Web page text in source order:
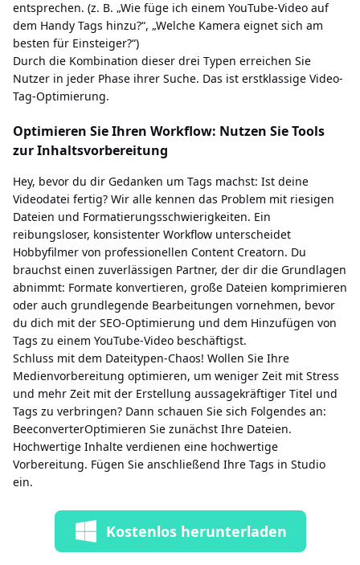
entsprechen. (z. B. „Wie füge ich einem YouTube-Video auf
dem Handy Tags hinzu?“, „Welche Kamera eignet sich am
besten für Einsteiger?“)
Durch die Kombination dieser drei Typen erreichen Sie
Nutzer in jeder Phase ihrer Suche. Das ist erstklassige Video-
Tag-Optimierung.
Optimieren Sie Ihren Workflow: Nutzen Sie Tools
zur Inhaltsvorbereitung
Hey, bevor du dir Gedanken um Tags machst: Ist deine
Videodatei fertig? Wir alle kennen das Problem mit riesigen
Dateien und Formatierungsschwierigkeiten. Ein
reibungsloser, konsistenter Workflow unterscheidet
Hobbyfilmer von professionellen Content Creatorn. Du
brauchst einen zuverlässigen Partner, der dir die Grundlagen
abnimmt: Formate konvertieren, große Dateien komprimieren
oder auch grundlegende Bearbeitungen vornehmen, bevor
du dich mit der SEO-Optimierung und dem Hinzufügen von
Tags zu einem YouTube-Video beschäftigst.
Schluss mit dem Dateitypen-Chaos! Wollen Sie Ihre
Medienvorbereitung optimieren, um weniger Zeit mit Stress
und mehr Zeit mit der Erstellung aussagekräftiger Titel und
Tags zu verbringen? Dann schauen Sie sich Folgendes an:
BeeconverterOptimieren Sie zunächst Ihre Dateien.
Hochwertige Inhalte verdienen eine hochwertige
Vorbereitung. Fügen Sie anschließend Ihre Tags in Studio
ein.
Kostenlos herunterladen